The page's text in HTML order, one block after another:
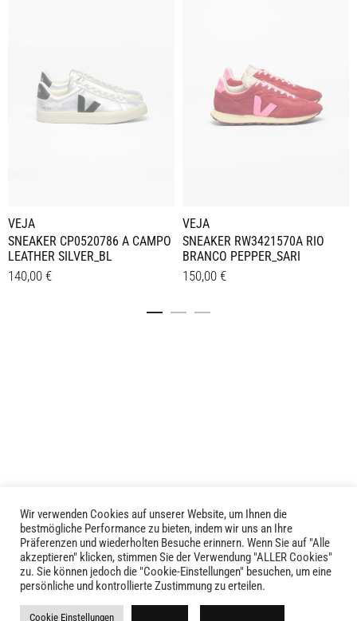
VEJA
SNEAKER CP0520786 A CAMPO
LEATHER SILVER_BL
140,00 €
Produktseite
gewählt
werden
VEJA
SNEAKER RW3421570A RIO
BRANCO PEPPER_SARI
150,00 €
Produktseite
gewählt
werden
LIVID © 2024
Kontakt
Versandkosten
Wir verwenden Cookies auf unserer Website, um Ihnen die
bestmögliche Performance zu bieten, indem wir uns an Ihre
Präferenzen und wiederholten Besuche erinnern. Wenn Sie auf "Alle
akzeptieren" klicken, stimmen Sie der Verwendung "ALLER Cookies"
zu. Sie können jedoch die "Cookie-Einstellungen" besuchen, um eine
persönliche und kontrollierte Zustimmung zu erteilen.
Cookie Einstellungen